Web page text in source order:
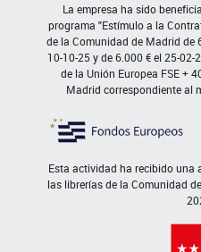
La empresa ha sido
programa "Estímulo a la
de la Comunidad de Madrid de
10-10-25 y de 6.000 € el 25-
de la Unión Europea FSE +
Madrid correspondiente al
Esta actividad ha recibido una
las librerías de la Comunidad